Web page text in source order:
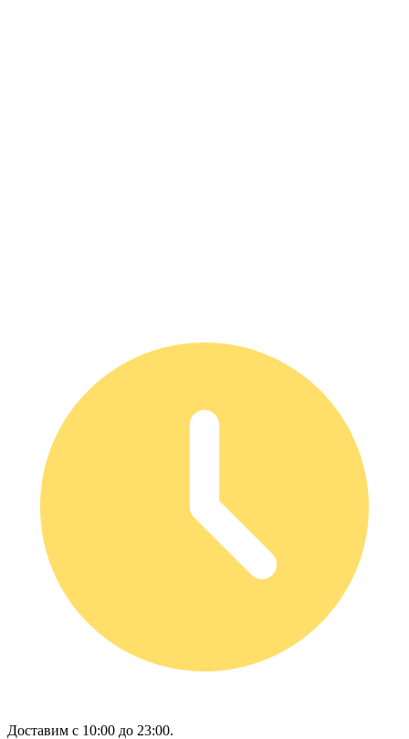
Доставим с 10:00 до 23:00.